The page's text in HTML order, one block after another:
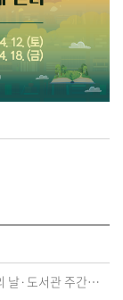
[역삼푸른솔도서관] 2025년 도서관의 날·도서관 주간·세계 책의 날 행사 안내